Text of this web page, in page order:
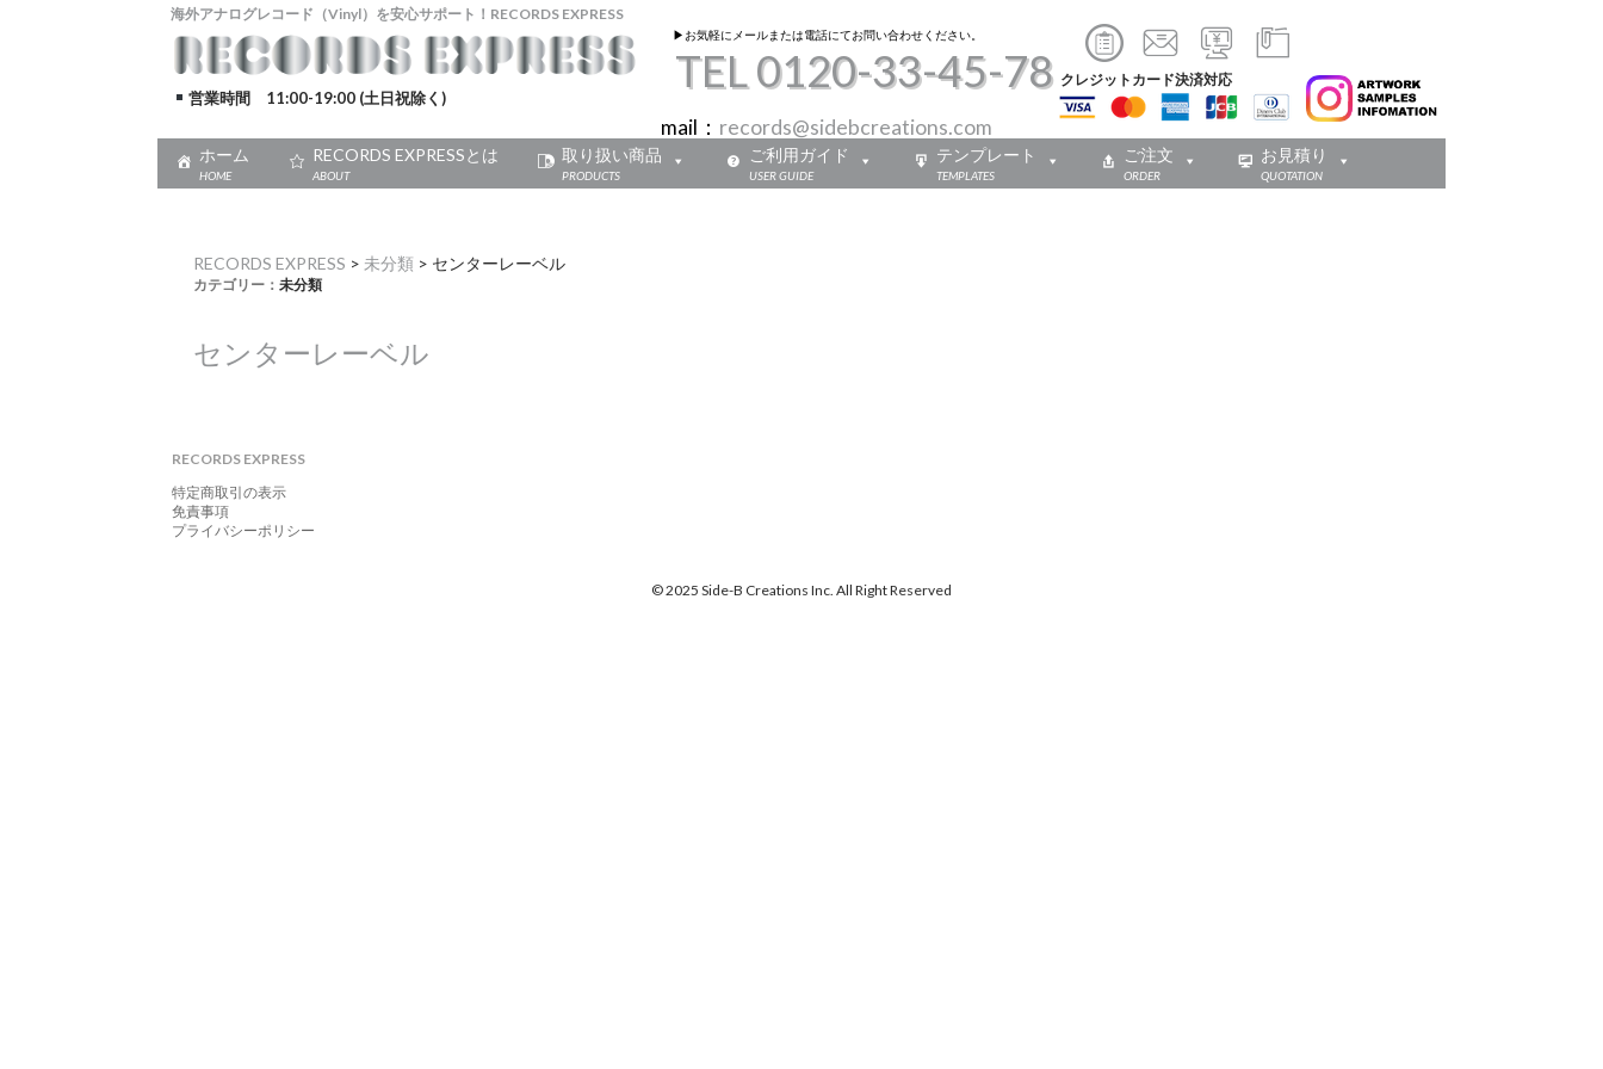
海外アナログレコード（Vinyl）を安心サポート！RECORDS EXPRESS
営業時間 11:00-19:00 (土日祝除く)
▶︎お気軽にメールまたは電話にてお問い合わせください。
TEL 0120-33-45-78
mail： records@sidebcreations.com
クレジットカード決済対応
ホーム
HOME
RECORDS EXPRESSとは
ABOUT
取り扱い商品
PRODUCTS
ご利用ガイド
USER GUIDE
テンプレート
TEMPLATES
ご注文
ORDER
お見積り
QUOTATION
RECORDS EXPRESS > 未分類 > センターレーベル
カテゴリー： 未分類
センターレーベル
RECORDS EXPRESS
特定商取引の表示
免責事項
プライバシーポリシー
© 2025 Side-B Creations Inc. All Right Reserved